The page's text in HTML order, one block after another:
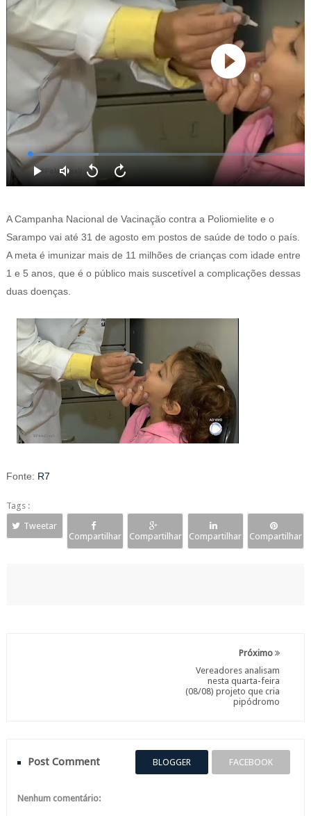
A Campanha Nacional de Vacinação contra a Poliomielite e o
Sarampo vai até 31 de agosto em postos de saúde de todo o país.
A meta é imunizar mais de 11 milhões de crianças com idade entre
1 e 5 anos, que é o público mais suscetível a complicações dessas
duas doenças.
Fonte: R7
Tags :
Tweetar
Compartilhar
Compartilhar Compartilhar Compartilhar
Próximo
Vereadores analisam
nesta quarta-feira
(08/08) projeto que cria
pipódromo
Post Comment BLOGGER FACEBOOK
Nenhum comentário: